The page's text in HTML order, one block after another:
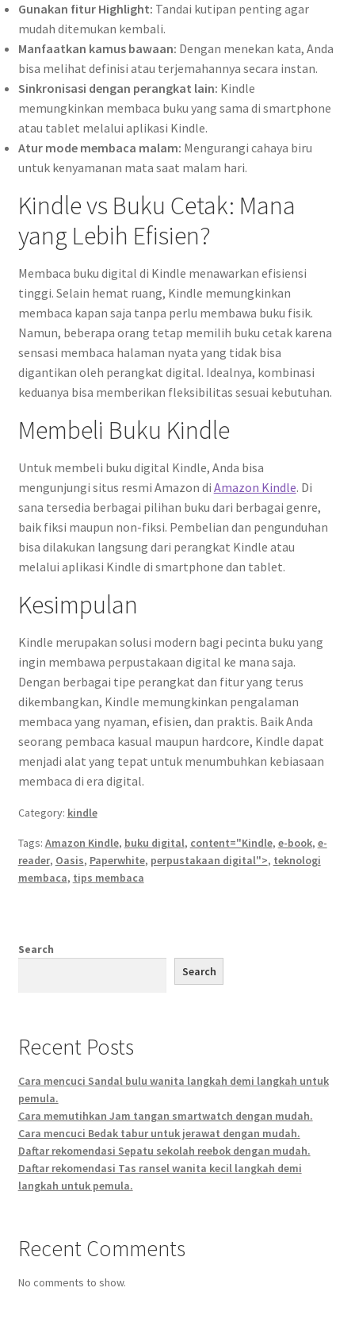
Gunakan fitur Highlight: Tandai kutipan penting agar
mudah ditemukan kembali.
Manfaatkan kamus bawaan: Dengan menekan kata, Anda
bisa melihat definisi atau terjemahannya secara instan.
Sinkronisasi dengan perangkat lain: Kindle
memungkinkan membaca buku yang sama di smartphone
atau tablet melalui aplikasi Kindle.
Atur mode membaca malam: Mengurangi cahaya biru
untuk kenyamanan mata saat malam hari.
Kindle vs Buku Cetak: Mana
yang Lebih Efisien?
Membaca buku digital di Kindle menawarkan efisiensi
tinggi. Selain hemat ruang, Kindle memungkinkan
membaca kapan saja tanpa perlu membawa buku fisik.
Namun, beberapa orang tetap memilih buku cetak karena
sensasi membaca halaman nyata yang tidak bisa
digantikan oleh perangkat digital. Idealnya, kombinasi
keduanya bisa memberikan fleksibilitas sesuai kebutuhan.
Membeli Buku Kindle
Untuk membeli buku digital Kindle, Anda bisa
mengunjungi situs resmi Amazon di Amazon Kindle. Di
sana tersedia berbagai pilihan buku dari berbagai genre,
baik fiksi maupun non-fiksi. Pembelian dan pengunduhan
bisa dilakukan langsung dari perangkat Kindle atau
melalui aplikasi Kindle di smartphone dan tablet.
Kesimpulan
Kindle merupakan solusi modern bagi pecinta buku yang
ingin membawa perpustakaan digital ke mana saja.
Dengan berbagai tipe perangkat dan fitur yang terus
dikembangkan, Kindle memungkinkan pengalaman
membaca yang nyaman, efisien, dan praktis. Baik Anda
seorang pembaca kasual maupun hardcore, Kindle dapat
menjadi alat yang tepat untuk menumbuhkan kebiasaan
membaca di era digital.
Category: kindle
Tags: Amazon Kindle, buku digital, content="Kindle, e-book, e-
reader, Oasis, Paperwhite, perpustakaan digital">, teknologi
membaca, tips membaca
Search
Search
Recent Posts
Cara mencuci Sandal bulu wanita langkah demi langkah untuk
pemula.
Cara memutihkan Jam tangan smartwatch dengan mudah.
Cara mencuci Bedak tabur untuk jerawat dengan mudah.
Daftar rekomendasi Sepatu sekolah reebok dengan mudah.
Daftar rekomendasi Tas ransel wanita kecil langkah demi
langkah untuk pemula.
Recent Comments
No comments to show.